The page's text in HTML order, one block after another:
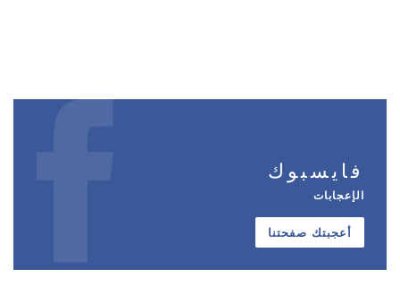
فايسبوك
الإعجابات
أعجبتك صفحتنا